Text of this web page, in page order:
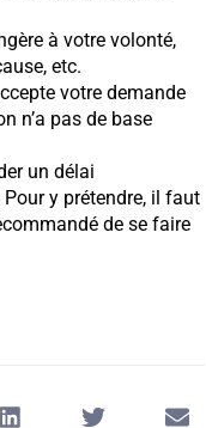
à votre volonté,
etc.
votre demande
n’a pas de base
un délai
y prétendre, il faut
de se faire